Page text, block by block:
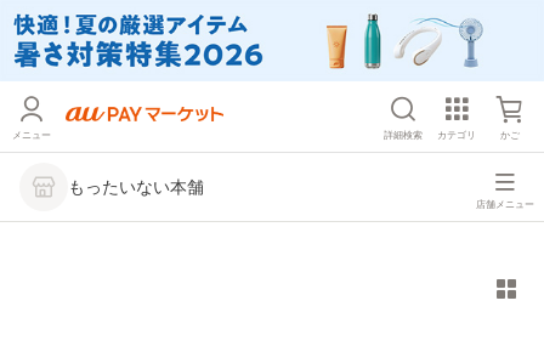
メニュー 詳細検索 カテゴリ かご
もったいない本舗
店舗メニュー